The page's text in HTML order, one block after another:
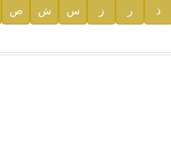
ذ ر ز س ش ص